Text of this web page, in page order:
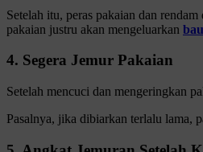
Setelah itu, peras pakaian dan
pakaian justru akan mengeluarkan
4. Segera Jemur Pakaian
Setelah mencuci dan mengeringkan
Pasalnya, jika dibiarkan terlalu lama,